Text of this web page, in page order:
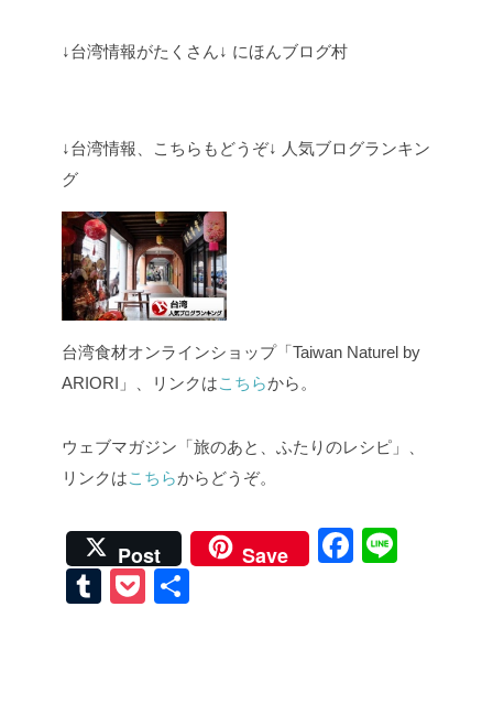
↓台湾情報がたくさん↓ にほんブログ村
↓台湾情報、こちらもどうぞ↓ 人気ブログランキン
グ
台湾食材オンラインショップ「Taiwan Naturel by
ARIORI」、リンクはこちらから。
ウェブマガジン「旅のあと、ふたりのレシピ」、
リンクはこちらからどうぞ。
Post Save
F
T
P